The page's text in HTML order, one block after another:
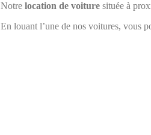
Notre location de voituresituée à
En louant l’une de nos voitures, vous